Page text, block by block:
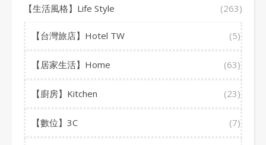
【生活風格】Life Style (263)
【台灣旅店】Hotel TW (5)
【居家生活】Home (63)
【廚房】Kitchen (23)
【數位】3C (7)